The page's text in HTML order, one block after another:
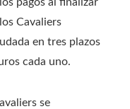
Cavaliers
en tres plazos
cada uno.
se